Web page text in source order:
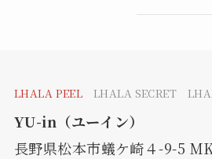
LHALA PEEL LHALA SECRET
YU-in（ユーイン）
長野県松本市蟻ケ崎４-9-5